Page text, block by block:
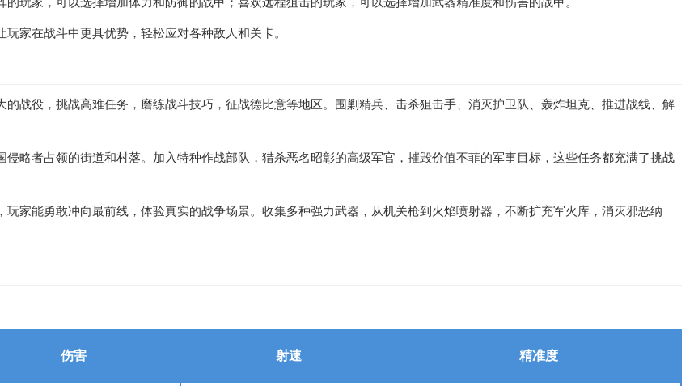
家在战斗中更具优势，轻松应对各种敌人和关卡。
战役，挑战高难任务，磨练战斗技巧，征战德比意等地区。围剿精兵、击杀狙击手、消灭护卫队、轰炸坦克、推进战线、解
侵略者占领的街道和村落。加入特种作战部队，猎杀恶名昭彰的高级军官，摧毁价值不菲的军事目标，这些任务都充满了挑战
家能勇敢冲向最前线，体验真实的战争场景。收集多种强力武器，从机关枪到火焰喷射器，不断扩充军火库，消灭邪恶纳
伤害 射速 精准度